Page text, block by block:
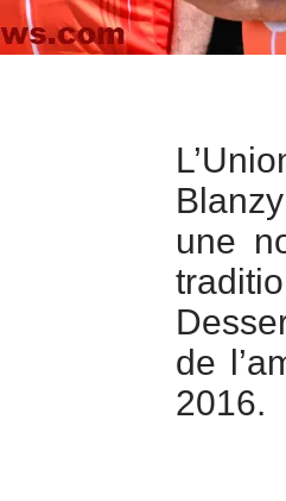
une
de
2016.